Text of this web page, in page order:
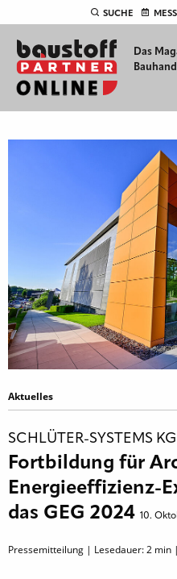
SUCHE
Das
Aktuelles
SCHLÜTER-SYSTEMS KG
Fortbildung für
Energieeffizienz-
das GEG 2024 10.
Pressemitteilung | Lesedauer:2 min